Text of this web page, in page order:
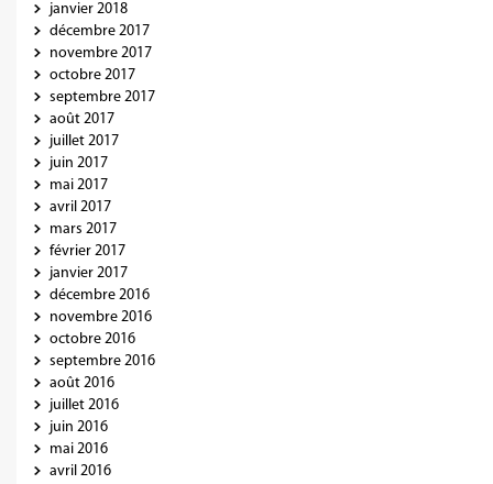
janvier 2018
décembre 2017
novembre 2017
octobre 2017
septembre 2017
août 2017
juillet 2017
juin 2017
mai 2017
avril 2017
mars 2017
février 2017
janvier 2017
décembre 2016
novembre 2016
octobre 2016
septembre 2016
août 2016
juillet 2016
juin 2016
mai 2016
avril 2016